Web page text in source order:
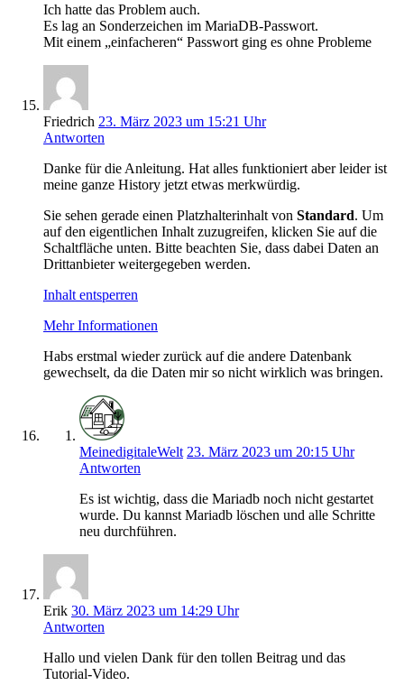
Ich hatte das Problem auch.
Es lag an Sonderzeichen im MariaDB-Passwort.
Mit einem „einfacheren“ Passwort ging es ohne Probleme
Friedrich 23. März 2023 um 15:21 Uhr
Antworten
Danke für die Anleitung. Hat alles funktioniert aber leider ist
meine ganze History jetzt etwas merkwürdig.
Sie sehen gerade einen Platzhalterinhalt von Standard. Um
auf den eigentlichen Inhalt zuzugreifen, klicken Sie auf die
Schaltfläche unten. Bitte beachten Sie, dass dabei Daten an
Drittanbieter weitergegeben werden.
Inhalt entsperren
Mehr Informationen
Habs erstmal wieder zurück auf die andere Datenbank
gewechselt, da die Daten mir so nicht wirklich was bringen.
MeinedigitaleWelt 23. März 2023 um 20:15 Uhr
Antworten
Es ist wichtig, dass die Mariadb noch nicht gestartet
wurde. Du kannst Mariadb löschen und alle Schritte
neu durchführen.
Erik 30. März 2023 um 14:29 Uhr
Antworten
Hallo und vielen Dank für den tollen Beitrag und das
Tutorial-Video.